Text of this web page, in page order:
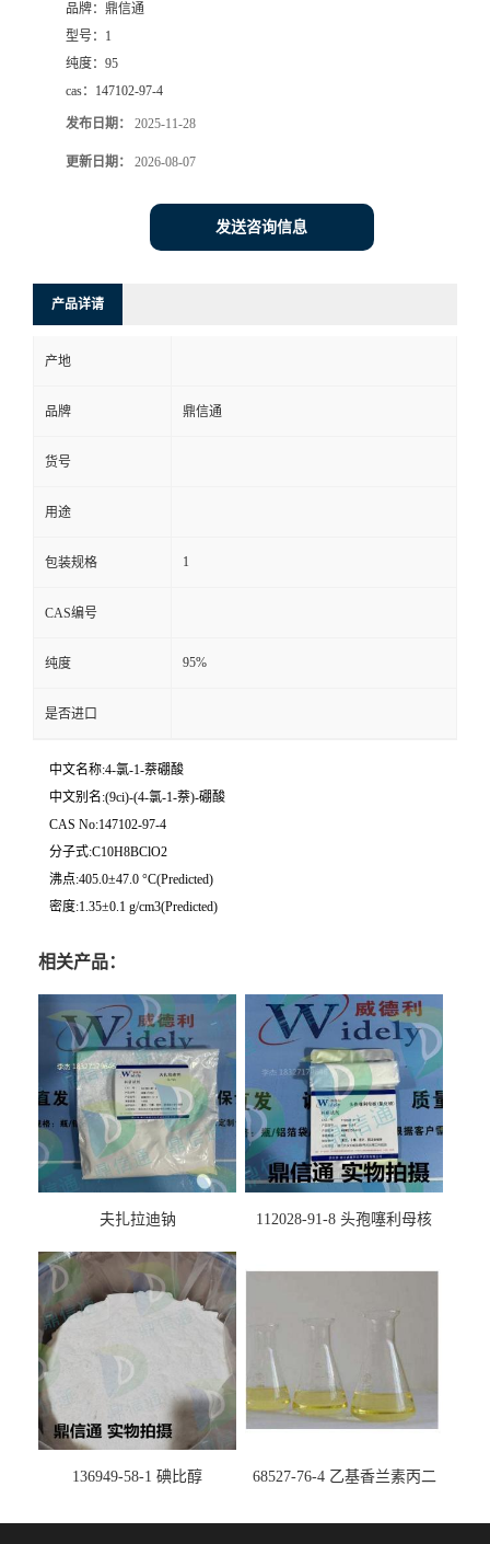
品牌： 鼎信通
型号： 1
纯度： 95
cas： 147102-97-4
发布日期： 2025-11-28
更新日期： 2026-08-07
发送咨询信息
产品详请
产地
品牌 鼎信通
货号
用途
包装规格 1
CAS编号
纯度 95%
是否进口
中文名称:4-氯-1-萘硼酸
中文别名:(9ci)-(4-氯-1-萘)-硼酸
CAS No:147102-97-4
分子式:C10H8BClO2
沸点:405.0±47.0 °C(Predicted)
密度:1.35±0.1 g/cm3(Predicted)
相关产品：
夫扎拉迪钠
112028-91-8 头孢噻利母核
136949-58-1 碘比醇
68527-76-4 乙基香兰素丙二